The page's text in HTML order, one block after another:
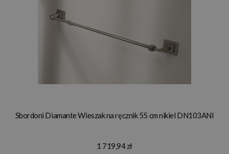
Sbordoni Diamante Wieszak na ręcznik 55 cm nikiel DN103ANI
1 719,94 zł